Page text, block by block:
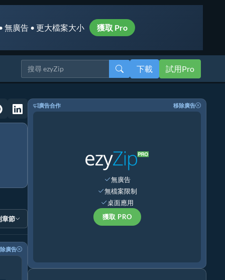
無廣告 • 更大檔案大小 獲取 Pro
下載 試用Pro
章節
廣告
廣告合作 移除廣告
無廣告
無檔案限制
桌面應用
獲取 PRO